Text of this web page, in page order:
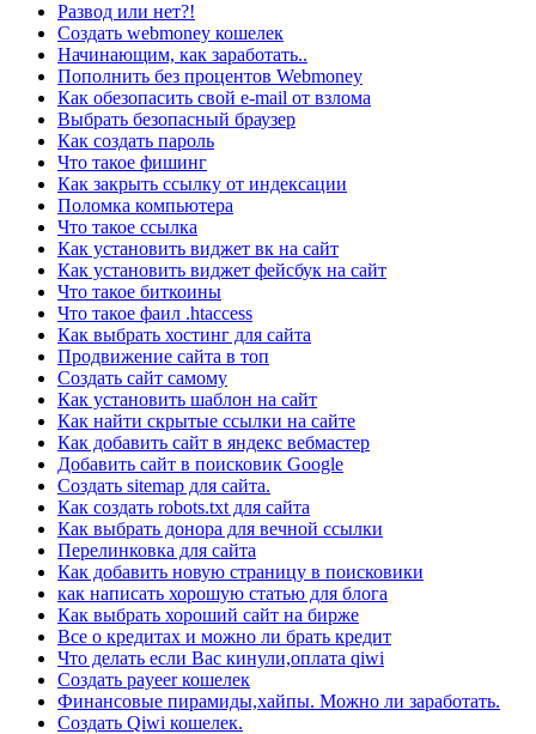
Развод или нет?!
Создать webmoney кошелек
Начинающим, как заработать..
Пополнить без процентов Webmoney
Как обезопасить свой e-mail от взлома
Выбрать безопасный браузер
Как создать пароль
Что такое фишинг
Как закрыть ссылку от индексации
Поломка компьютера
Что такое ссылка
Как установить виджет вк на сайт
Как установить виджет фейсбук на сайт
Что такое биткоины
Что такое фаил .htaccess
Как выбрать хостинг для сайта
Продвижение сайта в топ
Создать сайт самому
Как установить шаблон на сайт
Как найти скрытые ссылки на сайте
Как добавить сайт в яндекс вебмастер
Добавить сайт в поисковик Google
Создать sitemap для сайта.
Как создать robots.txt для сайта
Как выбрать донора для вечной ссылки
Перелинковка для сайта
Как добавить новую страницу в поисковики
как написать хорошую статью для блога
Как выбрать хороший сайт на бирже
Все о кредитах и можно ли брать кредит
Что делать если Вас кинули,оплата qiwi
Создать payeer кошелек
Финансовые пирамиды,хайпы. Можно ли заработать.
Создать Qiwi кошелек.